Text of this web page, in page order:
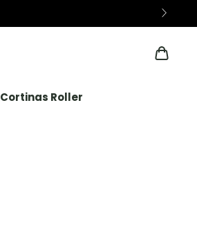
Cortinas Roller